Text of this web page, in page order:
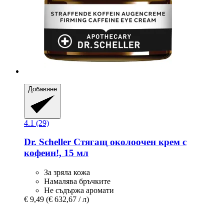
Добавяне
4.1 (29)
Dr. Scheller Стягащ околоочен крем с
кофеин!, 15 мл
За зряла кожа
Намалява бръчките
Не съдържа аромати
€ 9,49 (€ 632,67 / л)